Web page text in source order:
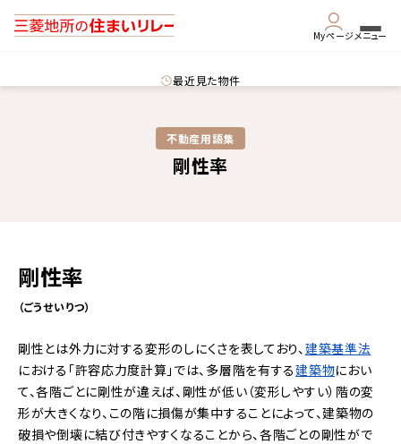
Myページメニュー
最近見た物件
不動産用語集​
剛性率
剛性率
（ごうせいりつ）
剛性とは外力に対する変形のしにくさを表しており、建築基準法
における「許容応力度計算」では、多層階を有する建築物におい
て、各階ごとに剛性が違えば、剛性が低い（変形しやすい）階の変
形が大きくなり、この階に損傷が集中することによって、建築物の
破損や倒壊に結び付きやすくなることから、各階ごとの剛性がで